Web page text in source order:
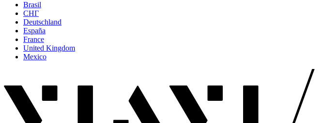
Brasil
СНГ
Deutschland
España
France
United Kingdom
Mexico